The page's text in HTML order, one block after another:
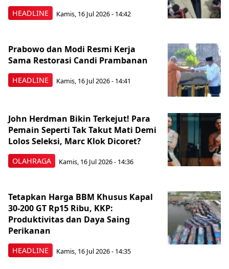
HEADLINE Kamis, 16 Jul 2026 - 14:42
HEADLINE
Prabowo dan Modi Resmi Kerja
Sama Restorasi Candi Prambanan
Kamis, 16 Jul 2026 - 14:41
OLAHRAGA
John Herdman Bikin Terkejut! Para
Pemain Seperti Tak Takut Mati Demi
Lolos Seleksi, Marc Klok Dicoret?
Kamis, 16 Jul 2026 - 14:36
HEADLINE
Tetapkan Harga BBM Khusus Kapal
30-200 GT Rp15 Ribu, KKP:
Produktivitas dan Daya Saing
Perikanan
Kamis, 16 Jul 2026 - 14:35